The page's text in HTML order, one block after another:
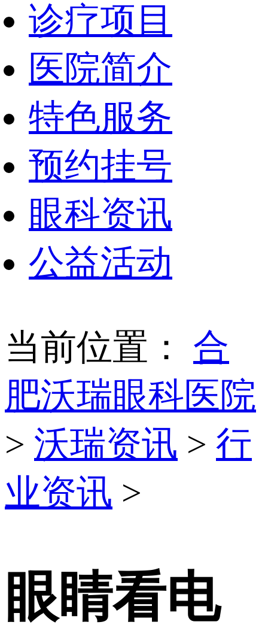
诊疗项目
医院简介
特色服务
预约挂号
眼科资讯
公益活动
当前位置： 合
肥沃瑞眼科医院
> 沃瑞资讯 > 行
业资讯 >
眼睛看电